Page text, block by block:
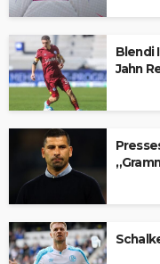
Blendi
Jahn